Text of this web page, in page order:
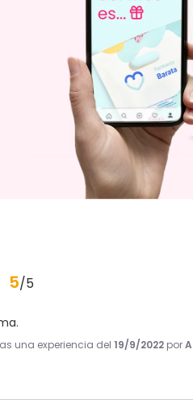
5/5
una experiencia del 19/9/2022 por